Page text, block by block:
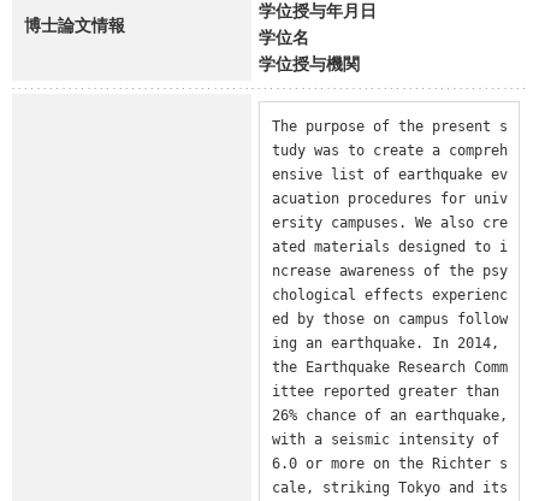
博士論文情報
学位授与年月日
学位名
学位授与機関
The purpose of the present s
tudy was to create a compreh
ensive list of earthquake ev
acuation procedures for univ
ersity campuses. We also cre
ated materials designed to i
ncrease awareness of the psy
chological effects experienc
ed by those on campus follow
ing an earthquake. In 2014,
the Earthquake Research Comm
ittee reported greater than
26% chance of an earthquake,
with a seismic intensity of
6.0 or more on the Richter s
cale, striking Tokyo and its